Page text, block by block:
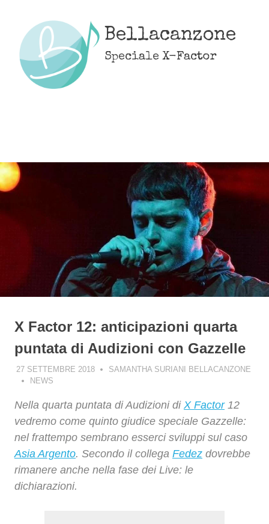
content
Bellacanzone
Speciale X-Factor
X Factor 12: anticipazioni quarta
puntata di Audizioni con Gazzelle
27 SETTEMBRE 2018
SAMANTHA SURIANI BELLACANZONE
NEWS
Nella quarta puntata di Audizioni di X Factor12
vedremo come quinto giudice speciale Gazzelle:
nel frattempo sembrano esserci sviluppi sul caso
Asia Argento. Secondo il collega Fedez dovrebbe
rimanere anche nella fase dei Live: le
dichiarazioni.